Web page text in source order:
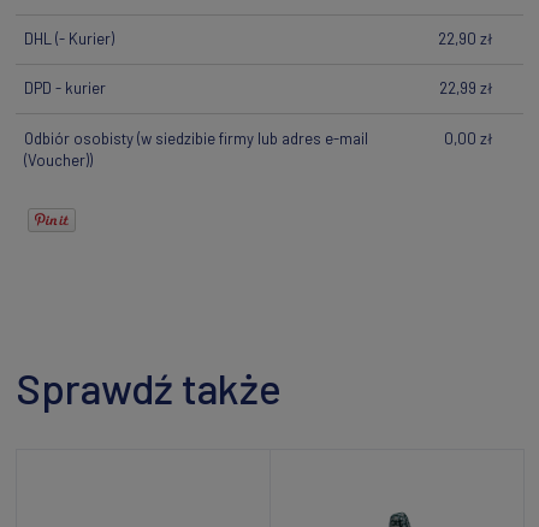
DHL (- Kurier) 22,90 zł
DPD - kurier 22,99 zł
Odbiór osobisty(w siedzibie firmy lub adres e-mail
(Voucher))
0,00 zł
Sprawdź także